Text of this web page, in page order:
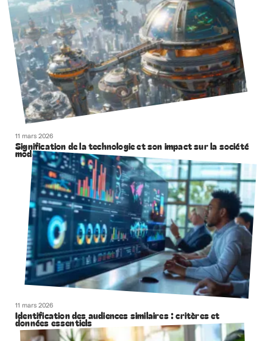
11 mars 2026
Signification de la technologie et son impact sur la société
moderne
11 mars 2026
Identification des audiences similaires : critères et
données essentiels